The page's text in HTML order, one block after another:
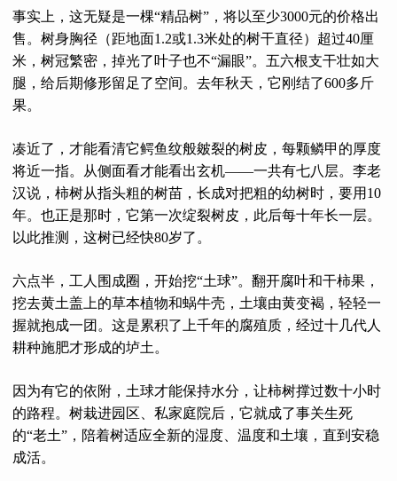
事实上，这无疑是一棵“精品树”，将以至少3000元的价格出
售。树身胸径（距地面1.2或1.3米处的树干直径）超过40厘
米，树冠繁密，掉光了叶子也不“漏眼”。五六根支干壮如大
腿，给后期修形留足了空间。去年秋天，它刚结了600多斤
果。
凑近了，才能看清它鳄鱼纹般皴裂的树皮，每颗鳞甲的厚度
将近一指。从侧面看才能看出玄机——一共有七八层。李老
汉说，柿树从指头粗的树苗，长成对把粗的幼树时，要用10
年。也正是那时，它第一次绽裂树皮，此后每十年长一层。
以此推测，这树已经快80岁了。
六点半，工人围成圈，开始挖“土球”。翻开腐叶和干柿果，
挖去黄土盖上的草本植物和蜗牛壳，土壤由黄变褐，轻轻一
握就抱成一团。这是累积了上千年的腐殖质，经过十几代人
耕种施肥才形成的垆土。
因为有它的依附，土球才能保持水分，让柿树撑过数十小时
的路程。树栽进园区、私家庭院后，它就成了事关生死
的“老土”，陪着树适应全新的湿度、温度和土壤，直到安稳
成活。